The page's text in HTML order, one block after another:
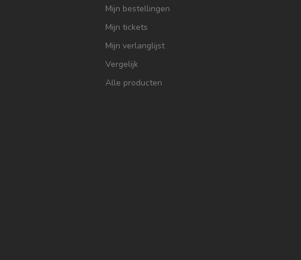
Mijn bestellingen
Mijn tickets
Mijn verlanglijst
Vergelijk
Alle producten